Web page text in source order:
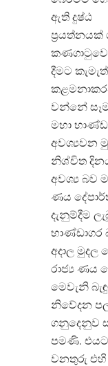
ඇති දුෂ්ඨ
ප්‍රයත්නයක්
දීමට
වන්නේ
මහා
අවශ්‍යවන
නිශ්චිත
අවශ්‍ය බව
ණය
දැනුම්දීම
භාණ්ඩාගර
අදාල
රාජ්‍ය ණය
මෙවැනි
නිවේදන
ගනුදෙනුව
පමණි.
වනතුරු එහි